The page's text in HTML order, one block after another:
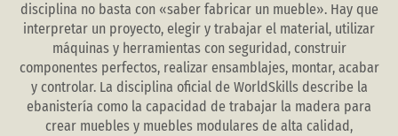
disciplina no basta con «saber fabricar un mueble». Hay que
interpretar un proyecto, elegir y trabajar el material, utilizar
máquinas y herramientas con seguridad, construir
componentes perfectos, realizar ensamblajes, montar, acabar
y controlar. La disciplina oficial de WorldSkills describe la
ebanistería como la capacidad de trabajar la madera para
crear muebles y muebles modulares de alta calidad,